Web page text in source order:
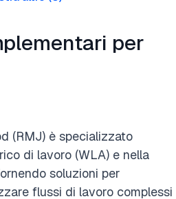
per
(RMJ) è specializzato
di lavoro (WLA) e nella
soluzioni per
flussi di lavoro complessi